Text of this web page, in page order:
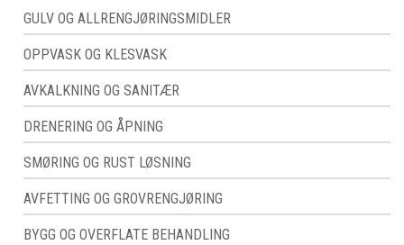
GULV OG ALLRENGJØRINGSMIDLER
OPPVASK OG KLESVASK
AVKALKNING OG SANITÆR
DRENERING OG ÅPNING
SMØRING OG RUST LØSNING
AVFETTING OG GROVRENGJØRING
BYGG OG OVERFLATE BEHANDLING